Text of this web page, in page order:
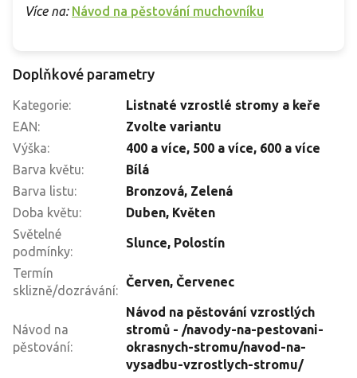
Více na: Návod na pěstování muchovníku
Doplňkové parametry
Kategorie:
Listnaté vzrostlé stromy a keře
EAN:
Zvolte variantu
Výška: 400 a více, 500 a více, 600 a více
Barva květu:
Bílá
Barva listu: Bronzová, Zelená
Doba květu: Duben, Květen
Světelné
podmínky:
Slunce, Polostín
Termín
sklizně/dozrávání:
Červen, Červenec
Návod na
pěstování:
Návod na pěstování vzrostlých
stromů - /navody-na-pestovani-
okrasnych-stromu/navod-na-
vysadbu-vzrostlych-stromu/